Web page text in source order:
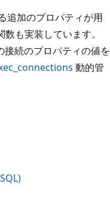
追加のプロパティが用
数も実装しています。
接続のプロパティの値を
動的管